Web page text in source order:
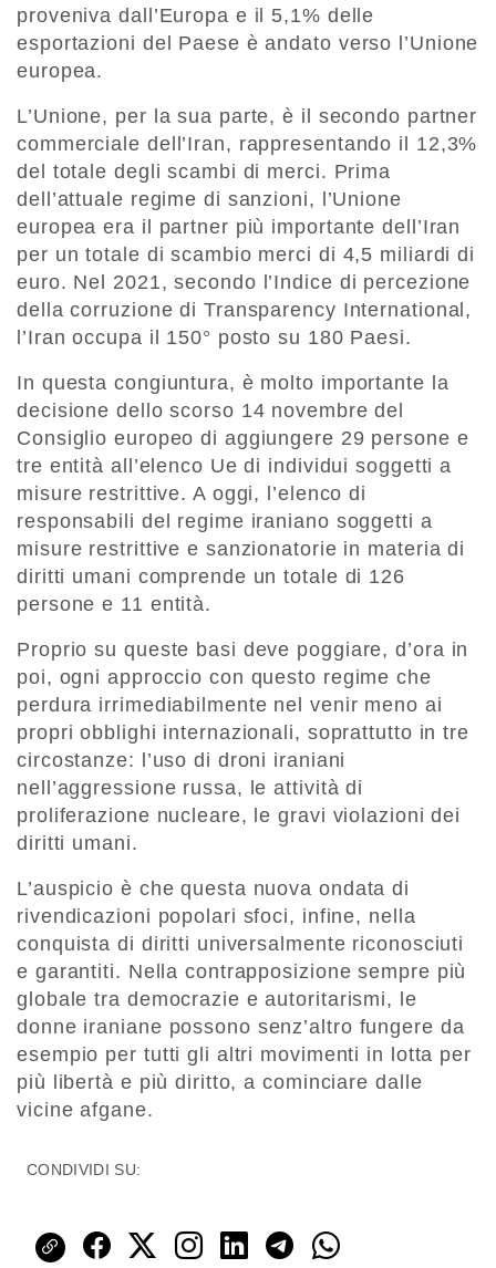
proveniva dall’Europa e il 5,1% delle
esportazioni del Paese è andato verso l’Unione
europea.
L’Unione, per la sua parte, è il secondo partner
commerciale dell’Iran, rappresentando il 12,3%
del totale degli scambi di merci. Prima
dell’attuale regime di sanzioni, l’Unione
europea era il partner più importante dell’Iran
per un totale di scambio merci di 4,5 miliardi di
euro. Nel 2021, secondo l’Indice di percezione
della corruzione di Transparency International,
l’Iran occupa il 150° posto su 180 Paesi.
In questa congiuntura, è molto importante la
decisione dello scorso 14 novembre del
Consiglio europeo di aggiungere 29 persone e
tre entità all’elenco Ue di individui soggetti a
misure restrittive. A oggi, l’elenco di
responsabili del regime iraniano soggetti a
misure restrittive e sanzionatorie in materia di
diritti umani comprende un totale di 126
persone e 11 entità.
Proprio su queste basi deve poggiare, d’ora in
poi, ogni approccio con questo regime che
perdura irrimediabilmente nel venir meno ai
propri obblighi internazionali, soprattutto in tre
circostanze: l’uso di droni iraniani
nell’aggressione russa, le attività di
proliferazione nucleare, le gravi violazioni dei
diritti umani.
L’auspicio è che questa nuova ondata di
rivendicazioni popolari sfoci, infine, nella
conquista di diritti universalmente riconosciuti
e garantiti. Nella contrapposizione sempre più
globale tra democrazie e autoritarismi, le
donne iraniane possono senz’altro fungere da
esempio per tutti gli altri movimenti in lotta per
più libertà e più diritto, a cominciare dalle
vicine afgane.
CONDIVIDI SU: